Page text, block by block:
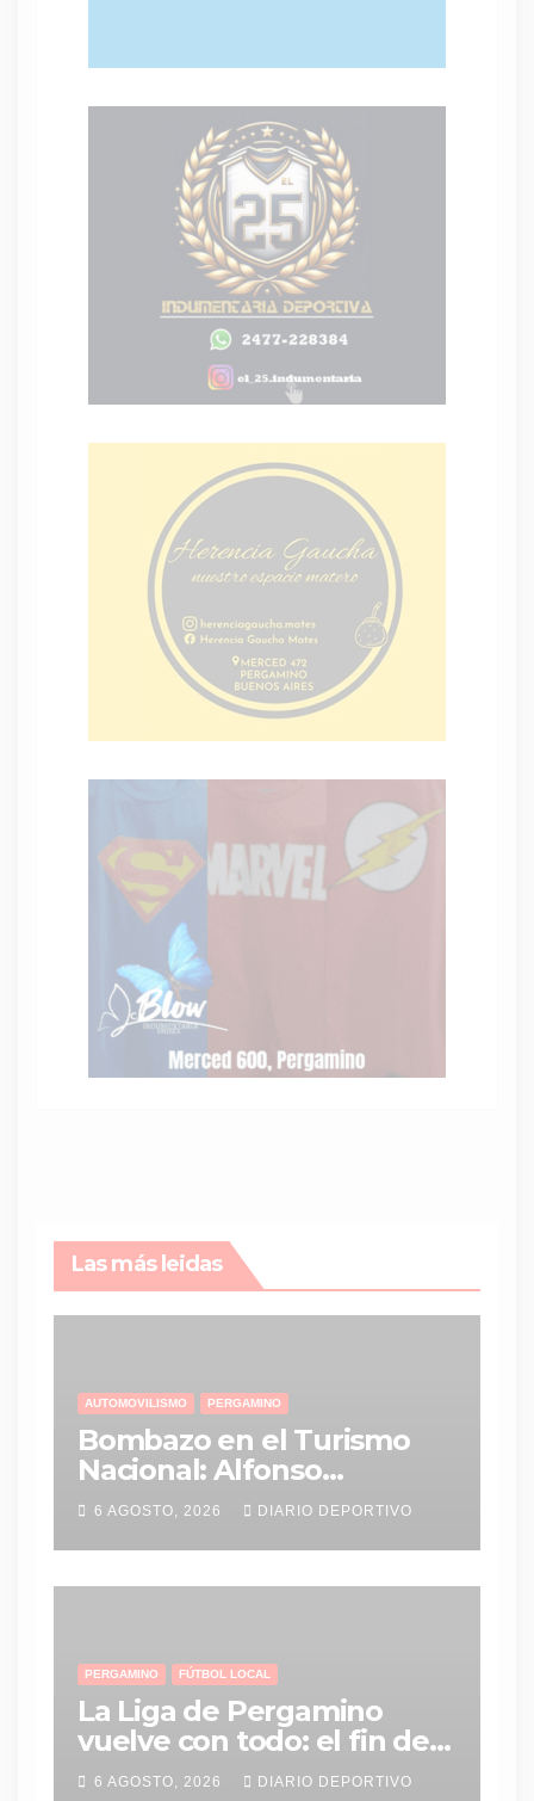
Las más leidas
AUTOMOVILISMO PERGAMINO
Bombazo en el Turismo
Nacional: Alfonso
Domenech deja Saturni
Racing y vuelve al MG-C
Pergamino
6 AGOSTO, 2026 DIARIO DEPORTIVO
PERGAMINO FÚTBOL LOCAL
La Liga de Pergamino
vuelve con todo: el fin de
semana tendrá una
6 AGOSTO, 2026 DIARIO DEPORTIVO